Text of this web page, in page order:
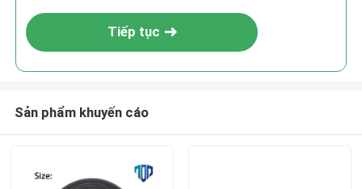
Tiếp tục
Sản phẩm khuyến cáo